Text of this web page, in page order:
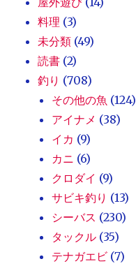
料理 (3)
未分類 (49)
読書 (2)
釣り (708)
その他の魚 (124)
アイナメ (38)
イカ (9)
カニ (6)
クロダイ (9)
サビキ釣り (13)
シーバス (230)
タックル (35)
テナガエビ (7)